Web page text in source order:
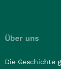
Über uns
Die Geschichte